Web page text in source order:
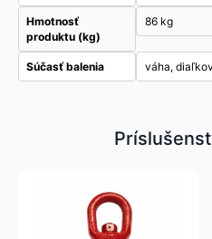
Hmotnosť
produktu (kg)
86 kg
Súčasť balenia váha,